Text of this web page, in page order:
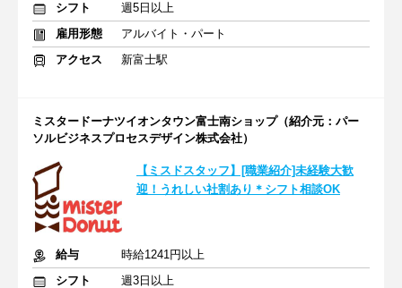
シフト
週5日以上
雇用形態
アルバイト・パート
アクセス
新富士駅
ミスタードーナツイオンタウン富士南ショップ（紹介元：パー
ソルビジネスプロセスデザイン株式会社）
【ミスドスタッフ】[職業紹介]未経験大歓
迎！うれしい社割あり＊シフト相談OK
給与
時給1241円以上
シフト
週3日以上